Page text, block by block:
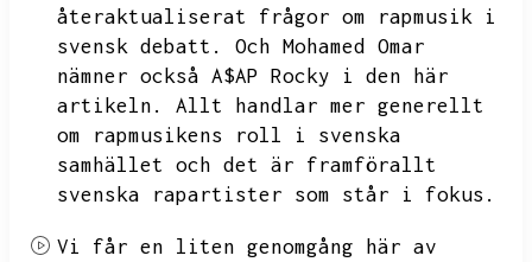
återaktualiserat frågor om rapmusik i
svensk debatt.
Och Mohamed Omar
nämner också A$AP Rocky i den här
artikeln.
Allt handlar mer generellt
om rapmusikens roll i svenska
samhället och det är framförallt
svenska rapartister som står i fokus.
Vi får en liten genomgång här av